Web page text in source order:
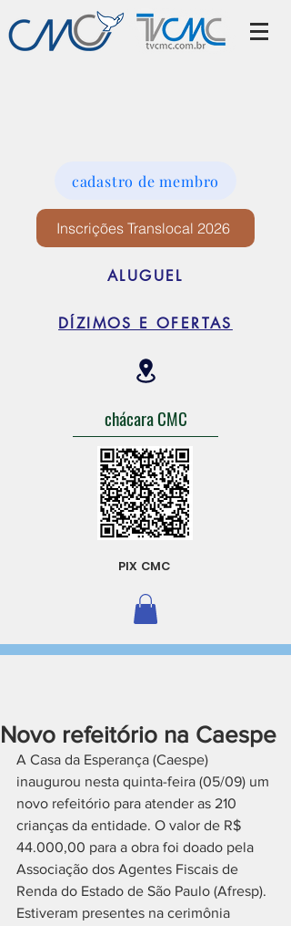
cadastro de membro
Inscrições Translocal 2026
ALUGUEL
DÍZIMOS E OFERTAS
chácara CMC
PIX CMC
Novo refeitório na Caespe
A Casa da Esperança (Caespe)
inaugurou nesta quinta-feira (05/09) um
novo refeitório para atender as 210
crianças da entidade. O valor de R$
44.000,00 para a obra foi doado pela
Associação dos Agentes Fiscais de
Renda do Estado de São Paulo (Afresp).
Estiveram presentes na cerimônia